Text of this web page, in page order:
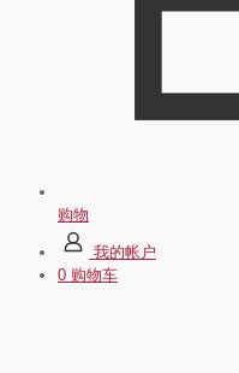
购物
我的帐户
0 购物车